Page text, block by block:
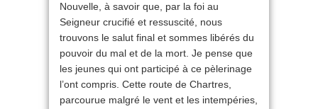
Nouvelle, à savoir que, par la foi au
Seigneur crucifié et ressuscité, nous
trouvons le salut final et sommes libérés du
pouvoir du mal et de la mort. Je pense que
les jeunes qui ont participé à ce pèlerinage
l’ont compris. Cette route de Chartres,
parcourue malgré le vent et les intempéries,